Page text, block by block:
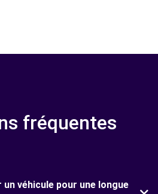
fréquentes
véhicule pour une longue